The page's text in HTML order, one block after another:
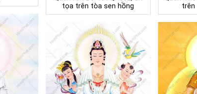
tọa trên tòa sen hồng
trên